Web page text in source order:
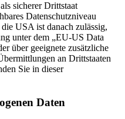
sicherer Drittstaat
Datenschutzniveau
USA ist danach zulässig,
unter dem „EU-US Data
über geeignete zusätzliche
an Drittstaaten
Sie in dieser
Daten